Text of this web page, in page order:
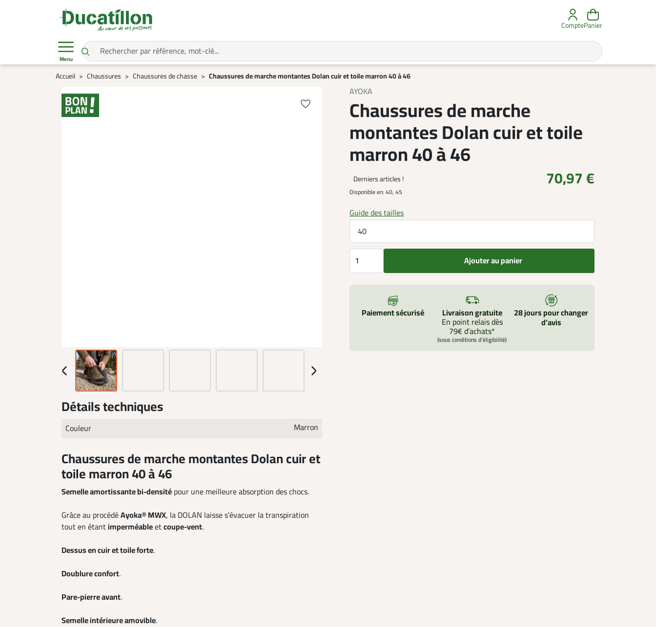
ComptePanier
Menu
Accueil Chaussures Chaussures de chasse Chaussures de marche montantes Dolan cuir et toile marron 40 à 46
favorite_border
AYOKA
Chaussures de marche
montantes Dolan cuir et toile
marron 40 à 46
Derniers articles ! 70,97 €
Disponible en: 40, 45
Guide des tailles
40
Ajouter au panier
Paiement sécurisé Livraison gratuite
En point relais dès
79€ d’achats*
(sous conditions d'éligibilité)
28 jours pour changer
d’avis
Détails techniques
Couleur Marron
Chaussures de marche montantes Dolan cuir et
toile marron 40 à 46
Semelle amortissante bi-densité pour une meilleure absorption des chocs.
Grâce au procédéAyoka® MWX, la DOLAN laisse s'évacuer la transpiration
tout en étantimperméableetcoupe-vent.
Dessus en cuir et toile forte.
Doublure confort.
Pare-pierre avant.
Semelle intérieure amovible.